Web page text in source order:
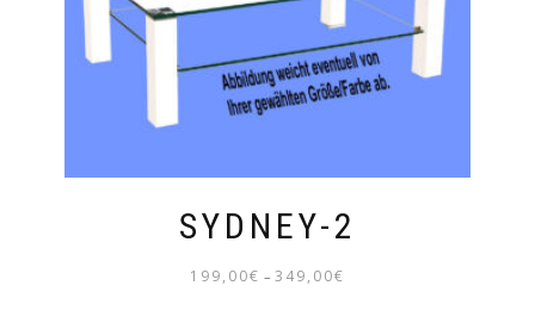
SYDNEY-2
199,00€ – 349,00€